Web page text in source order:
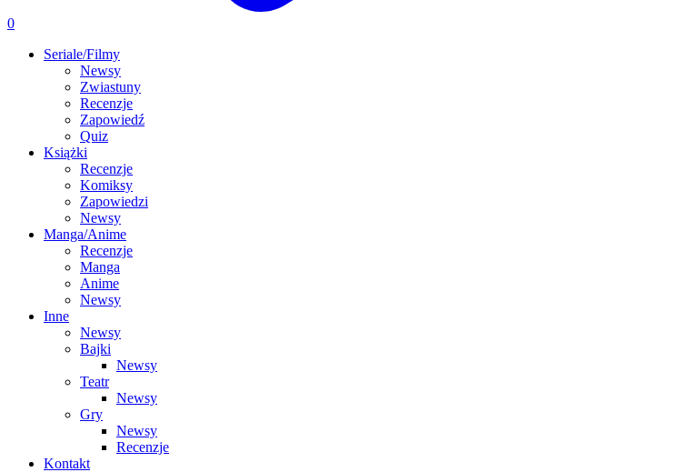
0
Seriale/Filmy
Newsy
Zwiastuny
Recenzje
Zapowiedź
Quiz
Książki
Recenzje
Komiksy
Zapowiedzi
Newsy
Manga/Anime
Recenzje
Manga
Anime
Newsy
Inne
Newsy
Bajki
Newsy
Teatr
Newsy
Gry
Newsy
Recenzje
Kontakt